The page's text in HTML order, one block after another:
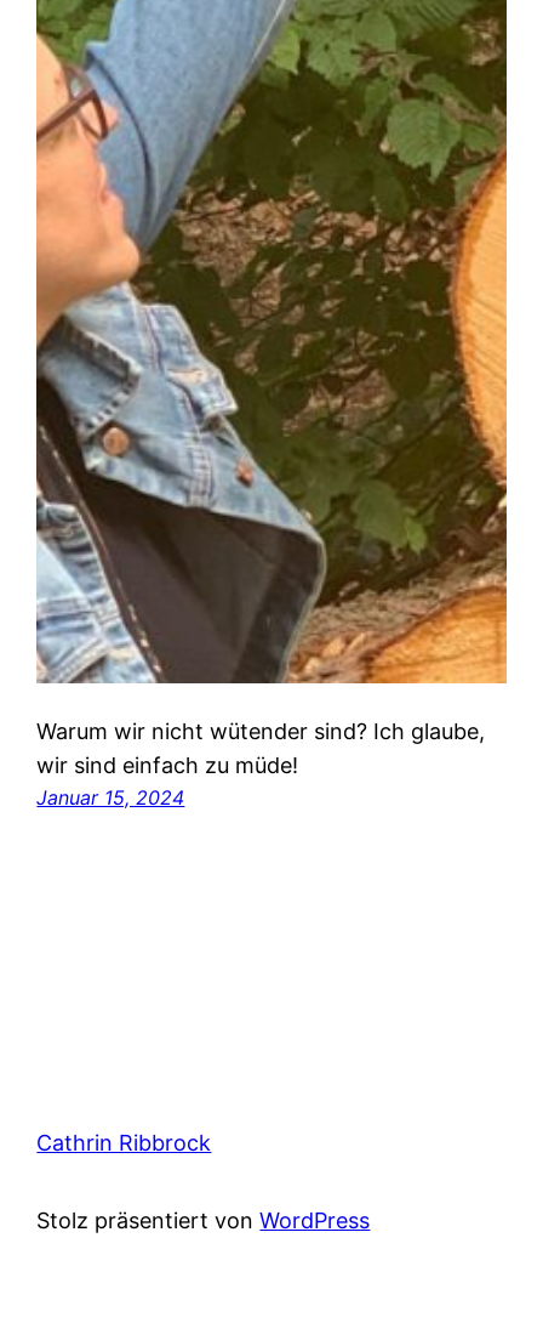
Warum wir nicht wütender sind? Ich glaube,
wir sind einfach zu müde!
Januar 15, 2024
Cathrin Ribbrock
Stolz präsentiert vonWordPress